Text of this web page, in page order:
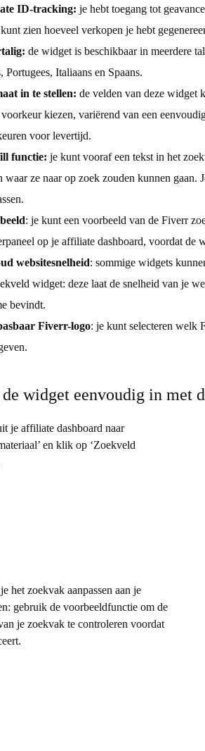
ID-tracking: je hebt toegang tot
zien hoeveel verkopen je hebt
de widget is beschikbaar in meerdere
Portugees, Italiaans en Spaans.
in te stellen: de velden van deze widget
kiezen, variërend van een
voor levertijd.
functie: je kunt vooraf een tekst in het
waar ze naar op zoek zouden kunnen gaan.
: je kunt een voorbeeld van de Fiverr
op je affiliate dashboard, voordat de
websitesnelheid: sommige widgets
widget: deze laat de snelheid van je
bevindt.
Fiverr-logo: je kunt selecteren welk
widget eenvoudig in met
je affiliate dashboard naar
en klik op ‘Zoekveld
het zoekvak aanpassen aan je
gebruik de voorbeeldfunctie om de
je zoekvak te controleren voordat